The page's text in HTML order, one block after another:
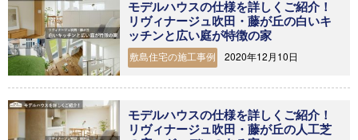
モデルハウスの仕様を詳しくご紹介！
リヴィナージュ吹田・藤が丘の白いキ
ッチンと広い庭が特徴の家
敷島住宅の施工事例 2020年12月10日
モデルハウスの仕様を詳しくご紹介！
リヴィナージュ吹田・藤が丘の人工芝